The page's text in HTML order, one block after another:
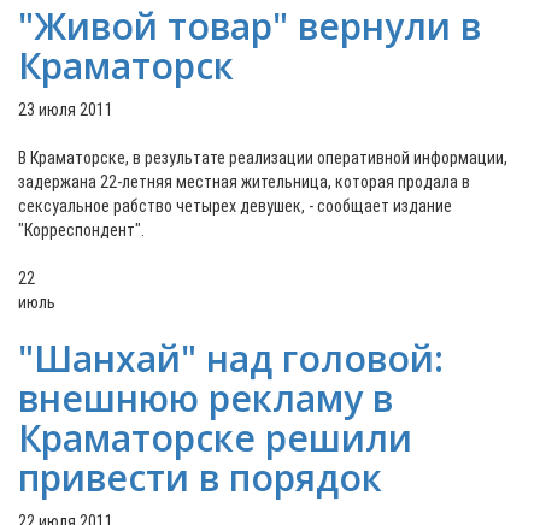
"Живой товар" вернули в
Краматорск
23 июля 2011
В Краматорске, в результате реализации оперативной информации,
задержана 22-летняя местная жительница, которая продала в
сексуальное рабство четырех девушек, - сообщает издание
"Корреспондент".
22
июль
"Шанхай" над головой:
внешнюю рекламу в
Краматорске решили
привести в порядок